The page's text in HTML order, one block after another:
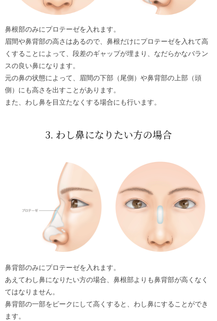
鼻根部のみにプロテーゼを入れます。
眉間や鼻背部の高さはあるので、鼻根だけにプロテーゼを入れて高
くすることによって、段差のギャップが埋まり、なだらかなバラン
スの良い鼻になります。
元の鼻の状態によって、眉間の下部（尾側）や鼻背部の上部（頭
側）にも高さを出すことがあります。
また、わし鼻を目立たなくする場合にも行います。
3. わし鼻になりたい方の場合
鼻背部のみにプロテーゼを入れます。
あえてわし鼻になりたい方の場合、鼻根部よりも鼻背部が高くなく
てはなりません。
鼻背部の一部をピークにして高くすると、わし鼻にすることができ
ます。